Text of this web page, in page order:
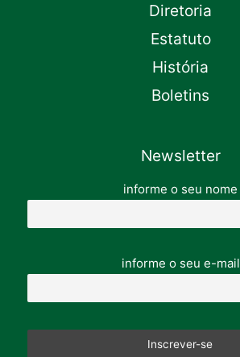
Diretoria
Estatuto
História
Boletins
Newsletter
informe o seu nome
informe o seu e-mail